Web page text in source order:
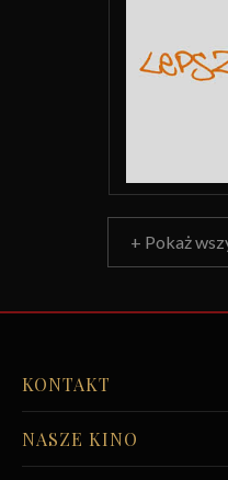
+ Pokaż
KONTAKT
NASZE KINO